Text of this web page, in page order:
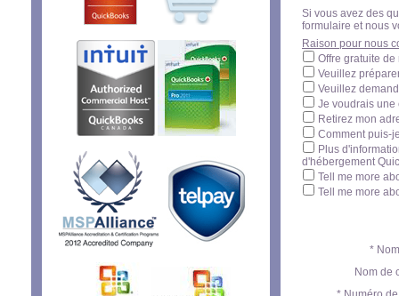
Si vous avez des
formulaire et nous
Raison pour nous
Offre gratuite
Veuillez
Veuillez
Je voudrais une
Retirez mon
Comment puis-
Plus
d'hébergement
Tell me more
Tell me more
*
Nom de